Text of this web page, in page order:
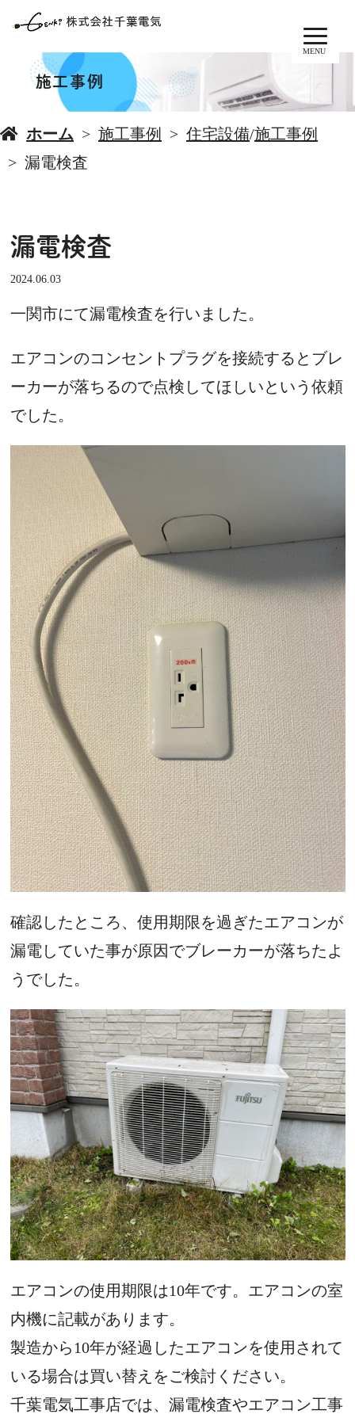
MENU
施工事例
ホーム 施工事例 住宅設備/施工事例
漏電検査
漏電検査
2024.06.03
一関市にて漏電検査を行いました。
エアコンのコンセントプラグを接続するとブレ
ーカーが落ちるので点検してほしいという依頼
でした。
確認したところ、使用期限を過ぎたエアコンが
漏電していた事が原因でブレーカーが落ちたよ
うでした。
エアコンの使用期限は10年です。エアコンの室
内機に記載があります。
製造から10年が経過したエアコンを使用されて
いる場合は買い替えをご検討ください。
千葉電気工事店では、漏電検査やエアコン工事